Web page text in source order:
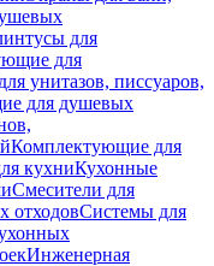
для
для
унитазов, писсуаров,
для душевых
Комплектующие для
кухниКухонные
Смесители для
отходовСистемы для
Инженерная